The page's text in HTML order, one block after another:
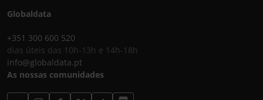
Globaldata
+351 300 600 520
dias úteis das 10h-13h e 14h-18h
info@globaldata.pt
As nossas comunidades